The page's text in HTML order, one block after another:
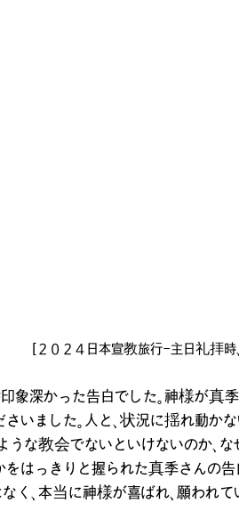
[２０２４日本宣教旅行-主日礼拝時
象深かった告白でした。神様が真
いました。人と、状況に揺れ動か
うな教会でないといけないのか、
はっきりと握られた真季さんの
く、本当に神様が喜ばれ、願われ